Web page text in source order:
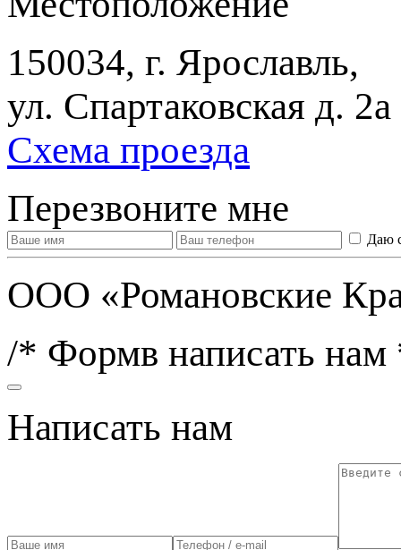
150034, г. Ярославль,
ул. Спартаковская д. 2а
Схема проезда
Перезвоните мне
Даю
ООО «Романовские
/* Формв написать нам
Написать нам